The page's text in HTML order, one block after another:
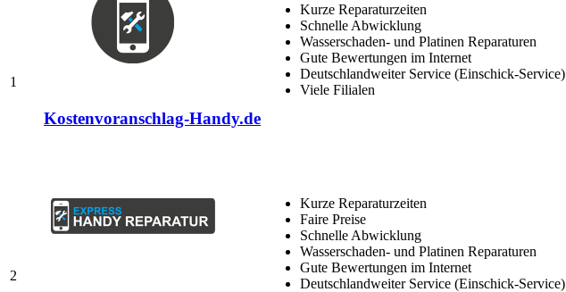
1
Kostenvoranschlag-Handy.de
Kurze Reparaturzeiten
Schnelle Abwicklung
Wasserschaden- und Platinen Reparaturen
Gute Bewertungen im Internet
Deutschlandweiter Service (Einschick-Service)
Viele Filialen
2
Kurze Reparaturzeiten
Faire Preise
Schnelle Abwicklung
Wasserschaden- und Platinen Reparaturen
Gute Bewertungen im Internet
Deutschlandweiter Service (Einschick-Service)